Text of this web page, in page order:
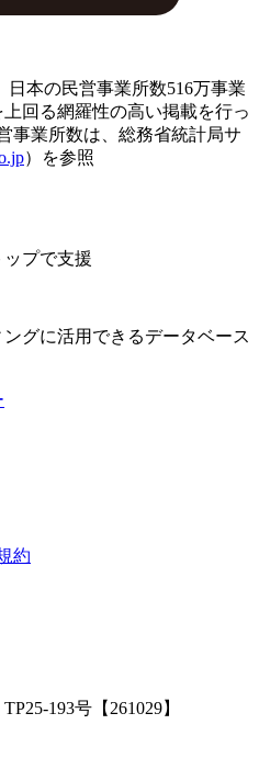
本の民営事業所数516万事業
上回る網羅性の高い掲載を行っ
事業所数は、総務省統計局サ
）を参照
プで支援
グに活用できるデータベース
約
193号【261029】